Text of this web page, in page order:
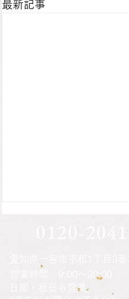
最新記事
ご本人さんの印鑑の納品
をさせてもらい、注文時
0120-
営業時間 9:00～20:00
​日曜・祝日も営業